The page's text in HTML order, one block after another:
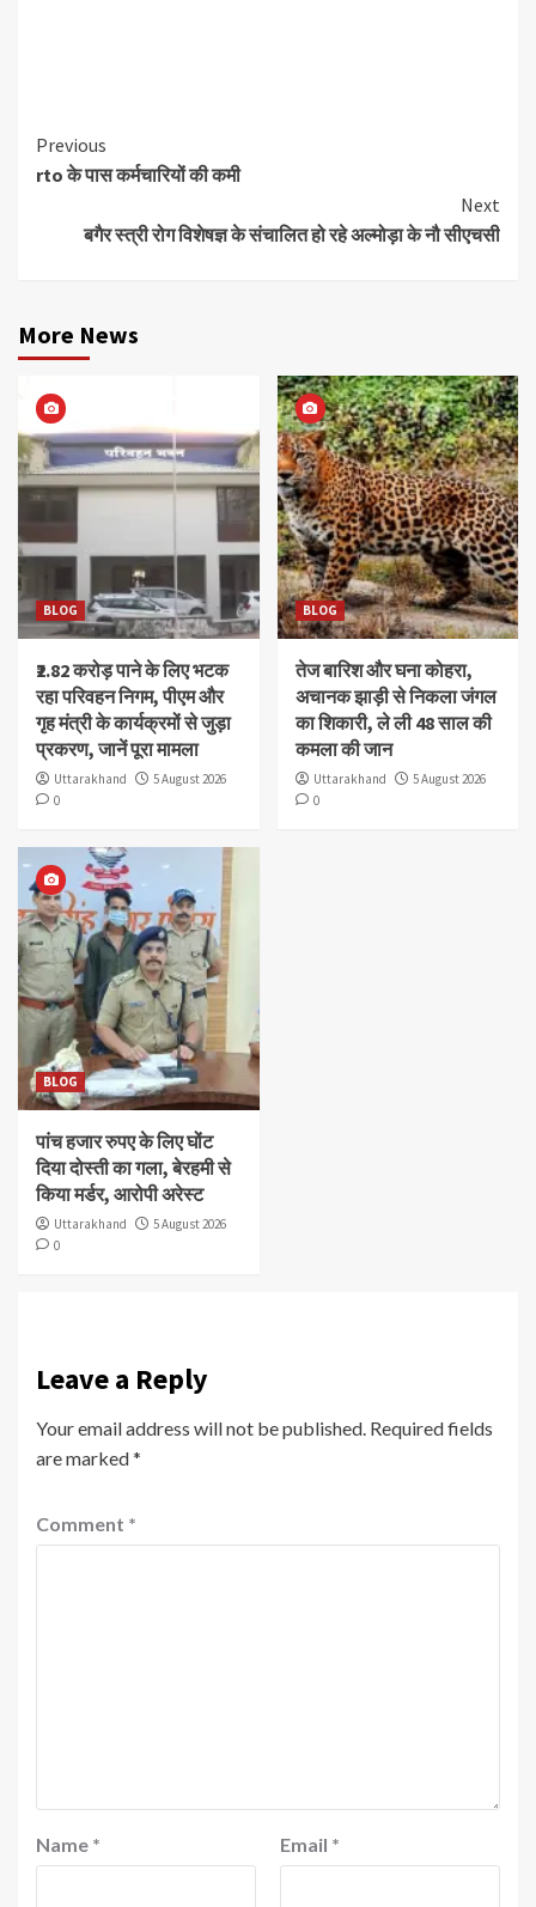
Continue
Reading
Previous
rto के पास कर्मचारियों की कमी
Next
बगैर स्त्री रोग विशेषज्ञ के संचालित हो रहे अल्मोड़ा के नौ सीएचसी
More News
BLOG
₹2.82 करोड़ पाने के लिए भटक
रहा परिवहन निगम, पीएम और
गृह मंत्री के कार्यक्रमों से जुड़ा
प्रकरण, जानें पूरा मामला
Uttarakhand
5 August 2026
0
BLOG
तेज बारिश और घना कोहरा,
अचानक झाड़ी से निकला जंगल
का शिकारी, ले ली 48 साल की
कमला की जान
Uttarakhand
5 August 2026
0
BLOG
पांच हजार रुपए के लिए घोंट
दिया दोस्ती का गला, बेरहमी से
किया मर्डर, आरोपी अरेस्ट
Uttarakhand
5 August 2026
0
Leave a Reply
Your email address will not be published. Required fields
are marked*
Comment *
Name * Email *